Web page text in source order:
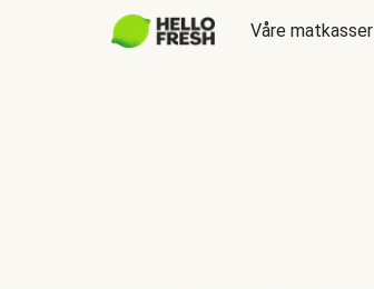
Våre matkasser